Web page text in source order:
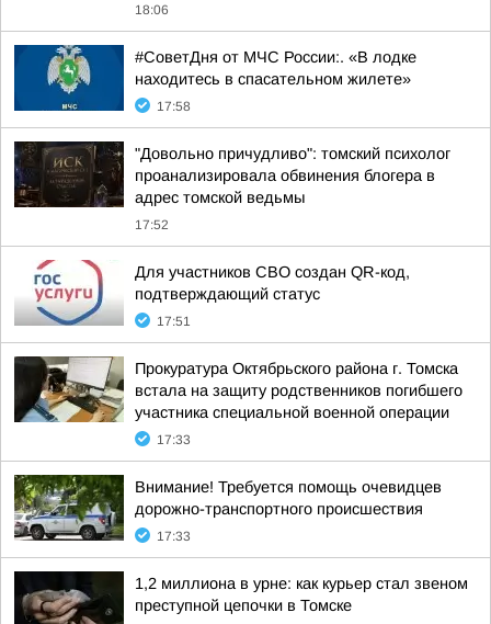
18:06
#СоветДня от МЧС России:. «В лодке
находитесь в спасательном жилете»
17:58
"Довольно причудливо": томский психолог
проанализировала обвинения блогера в
адрес томской ведьмы
17:52
Для участников СВО создан QR-код,
подтверждающий статус
17:51
Прокуратура Октябрьского района г. Томска
встала на защиту родственников погибшего
участника специальной военной операции
17:33
Внимание! Требуется помощь очевидцев
дорожно-транспортного происшествия
17:33
1,2 миллиона в урне: как курьер стал звеном
преступной цепочки в Томске